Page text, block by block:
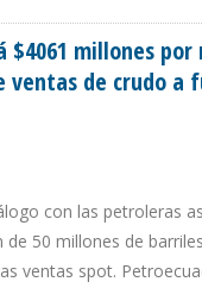
$4061 millones
ventas de crudo a
con las petroleras
de 50 millones de
ventas spot.